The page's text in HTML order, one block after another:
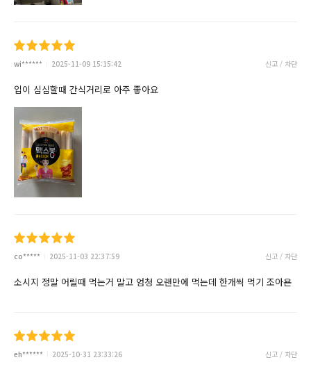
wi****** 2025-11-09 15:15:42 신고 / 차단
입이 심심할때 간식거리로 아주 좋아요
co***** 2025-11-03 22:37:59 신고 / 차단
소시지 정말 어릴때 먹는거 말고 엄청 오랜만에 먹는데 한개씩 먹기 조아욘
eh****** 2025-10-31 23:33:26 신고 / 차단